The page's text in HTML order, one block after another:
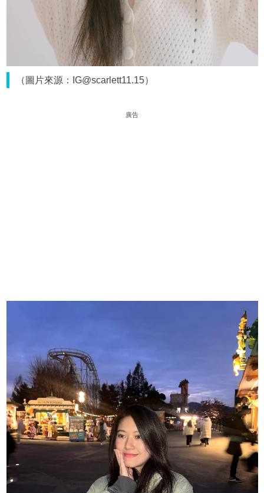
（圖片來源：IG@scarlett11.15）
廣告